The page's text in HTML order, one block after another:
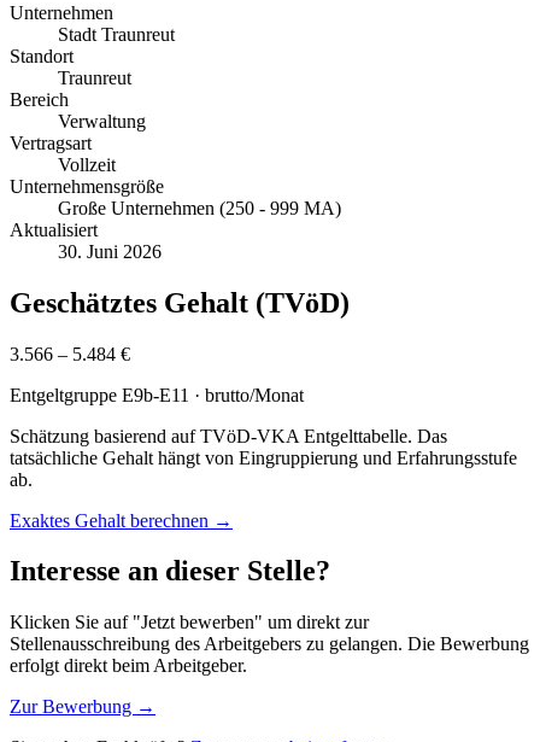
Unternehmen
Stadt Traunreut
Standort
Traunreut
Bereich
Verwaltung
Vertragsart
Vollzeit
Unternehmensgröße
Große Unternehmen (250 - 999 MA)
Aktualisiert
30. Juni 2026
Geschätztes Gehalt (TVöD)
3.566 – 5.484 €
Entgeltgruppe E9b-E11 · brutto/Monat
Schätzung basierend auf TVöD-VKA Entgelttabelle. Das
tatsächliche Gehalt hängt von Eingruppierung und Erfahrungsstufe
ab.
Exaktes Gehalt berechnen →
Interesse an dieser Stelle?
Klicken Sie auf "Jetzt bewerben" um direkt zur
Stellenausschreibung des Arbeitgebers zu gelangen. Die Bewerbung
erfolgt direkt beim Arbeitgeber.
Zur Bewerbung →